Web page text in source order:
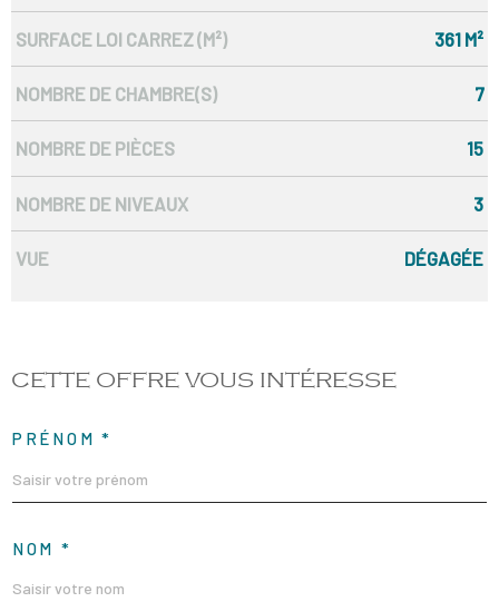
SURFACE LOI CARREZ (M²) 361 M²
NOMBRE DE CHAMBRE(S) 7
NOMBRE DE PIÈCES 15
NOMBRE DE NIVEAUX 3
VUE DÉGAGÉE
CETTE OFFRE VOUS INTÉRESSE
PRÉNOM *
NOM *